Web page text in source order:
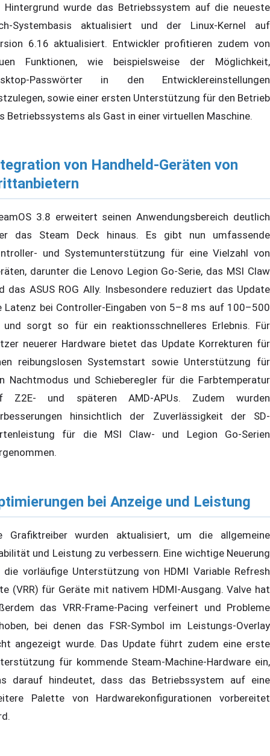
Hintergrund wurde das Betriebssystem auf die neueste
Systembasis aktualisiert und der Linux-Kernel auf
6.16 aktualisiert. Entwickler profitieren zudem von
Funktionen, wie beispielsweise der Möglichkeit,
Passwörter in den Entwicklereinstellungen
sowie einer ersten Unterstützung für den Betrieb
Betriebssystems als Gast in einer virtuellen Maschine.
von Handheld-Geräten von
3.8 erweitert seinen Anwendungsbereich deutlich
das Steam Deck hinaus. Es gibt nun umfassende
und Systemunterstützung für eine Vielzahl von
darunter die Lenovo Legion Go-Serie, das MSI Claw
das ASUS ROG Ally. Insbesondere reduziert das Update
Latenz bei Controller-Eingaben von 5–8 ms auf 100–500
und sorgt so für ein reaktionsschnelleres Erlebnis. Für
neuerer Hardware bietet das Update Korrekturen für
reibungslosen Systemstart sowie Unterstützung für
Nachtmodus und Schieberegler für die Farbtemperatur
Z2E- und späteren AMD-APUs. Zudem wurden
hinsichtlich der Zuverlässigkeit der SD-
für die MSI Claw- und Legion Go-Serien
bei Anzeige und Leistung
Grafiktreiber wurden aktualisiert, um die allgemeine
und Leistung zu verbessern. Eine wichtige Neuerung
vorläufige Unterstützung von HDMI Variable Refresh
(VRR) für Geräte mit nativem HDMI-Ausgang. Valve hat
das VRR-Frame-Pacing verfeinert und Probleme
bei denen das FSR-Symbol im Leistungs-Overlay
angezeigt wurde. Das Update führt zudem eine erste
für kommende Steam-Machine-Hardware ein,
darauf hindeutet, dass das Betriebssystem auf eine
Palette von Hardwarekonfigurationen vorbereitet